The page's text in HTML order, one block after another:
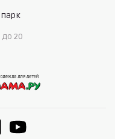
20